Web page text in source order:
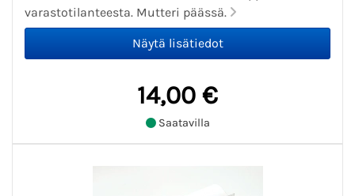
varastotilanteesta. Mutteri päässä.
14,00 €
Saatavilla